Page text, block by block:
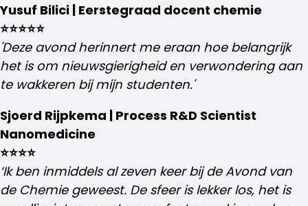
Yusuf Bilici | Eerstegraad docent chemie
⭐⭐⭐⭐⭐
'Deze avond herinnert me eraan hoe belangrijk
het is om nieuwsgierigheid en verwondering aan
te wakkeren bij mijn studenten.'
Sjoerd Rijpkema | Process R&D Scientist
Nanomedicine
⭐⭐⭐⭐
‘Ik ben inmiddels al zeven keer bij de Avond van
de Chemie geweest. De sfeer is lekker los, het is